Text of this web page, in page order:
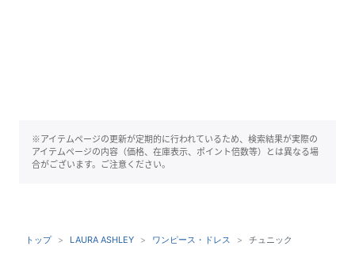
※アイテムページの更新が定期的に行われているため、検索結果が実際の
アイテムページの内容（価格、在庫表示、ポイント倍数等）とは異なる場
合がございます。ご注意ください。
トップ LAURA ASHLEY ワンピース・ドレス チュニック